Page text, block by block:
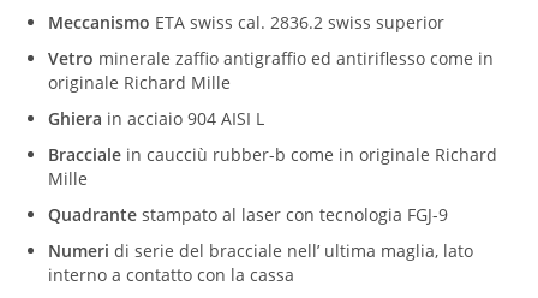
Meccanismo ETA swiss cal. 2836.2 swiss superior
Vetro minerale zaffio antigraffio ed antiriflesso come in
originale Richard Mille
Ghiera in acciaio 904 AISI L
Bracciale in caucciù rubber-b come in originale Richard
Mille
Quadrante stampato al laser con tecnologia FGJ-9
Numeri di serie del bracciale nell’ ultima maglia, lato
interno a contatto con la cassa